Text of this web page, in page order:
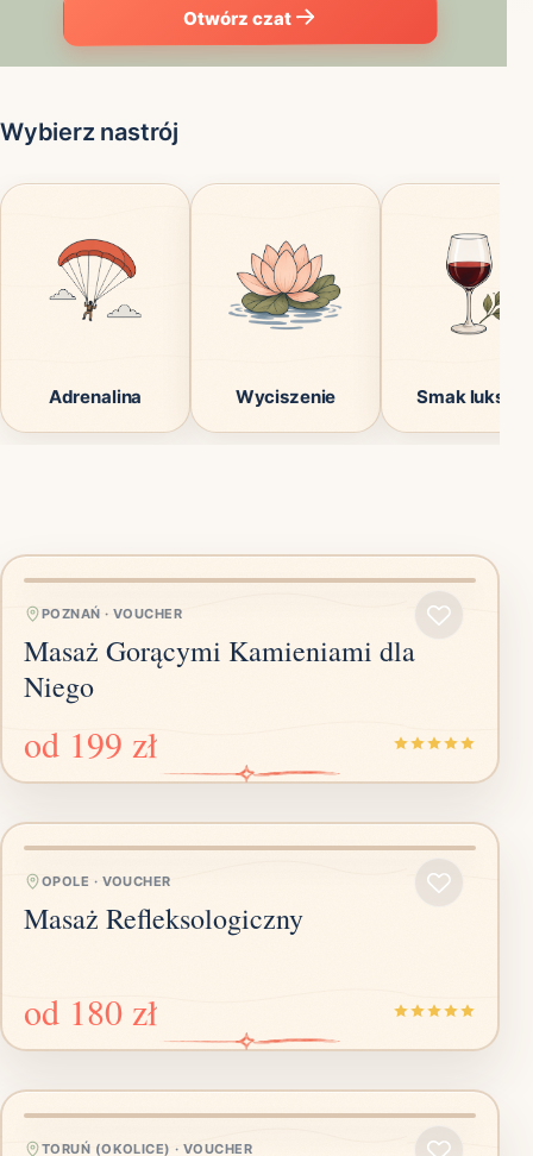
Otwórz czat
Wybierz nastrój
Adrenalina Wyciszenie Smak
POZNAŃ · VOUCHER
Masaż Gorącymi Kamieniami dla
Niego
od 199 zł
OPOLE · VOUCHER
Masaż Refleksologiczny
od 180 zł
TORUŃ (OKOLICE) · VOUCHER